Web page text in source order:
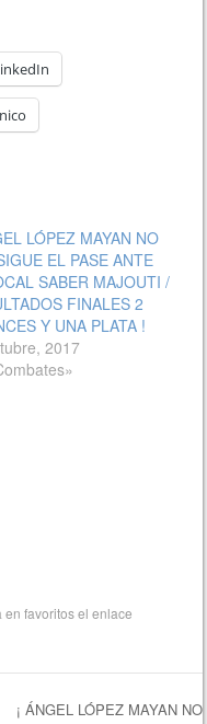
LÓPEZ MAYAN NO
EL PASE ANTE
SABER MAJOUTI /
FINALES 2
Y UNA PLATA !
2017
en favoritos elenlace
¡ ÁNGEL LÓPEZ MAYAN NO